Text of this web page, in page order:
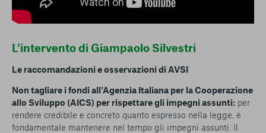
L'intervento di Giampaolo Silvestri
Le raccomandazioni e osservazioni di AVSI
Non tagliare i fondi all'Agenzia Italiana per la Cooperazione
allo Sviluppo (AICS) per rispettare gli impegni assunti: per
rendere credibile e concreto quanto espresso nella legge, è
fondamentale mantenere nel tempo gli impegni assunti. Il